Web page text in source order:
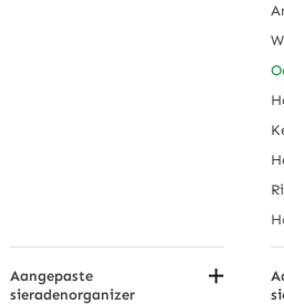
Aangepaste
sieradenorganizer